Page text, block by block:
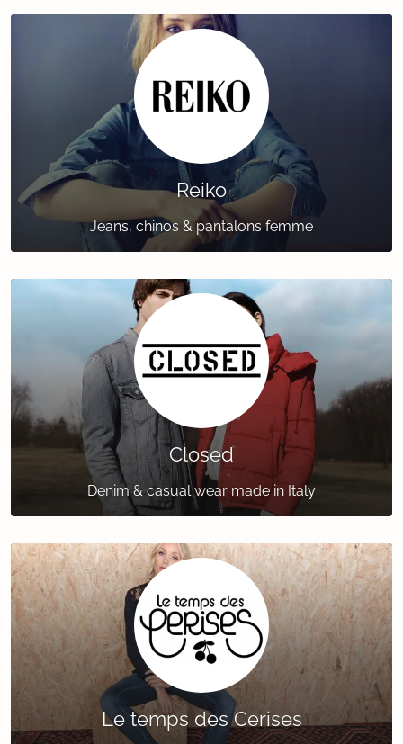
Reiko
Jeans, chinos & pantalons femme
Closed
Denim & casual wear made in Italy
Le temps des Cerises